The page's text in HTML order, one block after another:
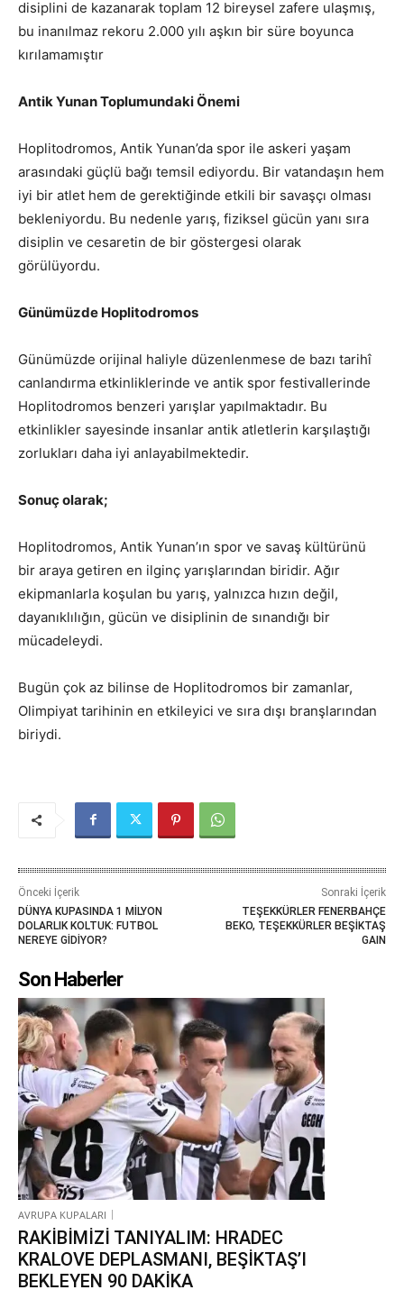
disiplini de kazanarak toplam 12 bireysel zafere ulaşmış,
bu inanılmaz rekoru 2.000 yılı aşkın bir süre boyunca
kırılamamıştır
Antik Yunan Toplumundaki Önemi
Hoplitodromos, Antik Yunan’da spor ile askeri yaşam
arasındaki güçlü bağı temsil ediyordu. Bir vatandaşın hem
iyi bir atlet hem de gerektiğinde etkili bir savaşçı olması
bekleniyordu. Bu nedenle yarış, fiziksel gücün yanı sıra
disiplin ve cesaretin de bir göstergesi olarak
görülüyordu.
Günümüzde Hoplitodromos
Günümüzde orijinal haliyle düzenlenmese de bazı tarihî
canlandırma etkinliklerinde ve antik spor festivallerinde
Hoplitodromos benzeri yarışlar yapılmaktadır. Bu
etkinlikler sayesinde insanlar antik atletlerin karşılaştığı
zorlukları daha iyi anlayabilmektedir.
Sonuç olarak;
Hoplitodromos, Antik Yunan’ın spor ve savaş kültürünü
bir araya getiren en ilginç yarışlarından biridir. Ağır
ekipmanlarla koşulan bu yarış, yalnızca hızın değil,
dayanıklılığın, gücün ve disiplinin de sınandığı bir
mücadeleydi.
Bugün çok az bilinse de Hoplitodromos bir zamanlar,
Olimpiyat tarihinin en etkileyici ve sıra dışı branşlarından
biriydi.
Önceki İçerik
DÜNYA KUPASINDA 1 MİLYON
DOLARLIK KOLTUK: FUTBOL
NEREYE GİDİYOR?
Sonraki İçerik
TEŞEKKÜRLER FENERBAHÇE
BEKO, TEŞEKKÜRLER BEŞİKTAŞ
GAIN
Son Haberler
AVRUPA KUPALARI
RAKİBİMİZİ TANIYALIM: HRADEC
KRALOVE DEPLASMANI, BEŞİKTAŞ’I
BEKLEYEN 90 DAKİKA